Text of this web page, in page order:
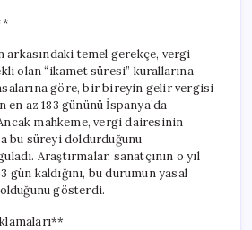
arkasındaki temel gerekçe, vergi
olan “ikamet süresi” kurallarına
göre, bir bireyin gelir vergisi
en az 183 gününü İspanya’da
mahkeme, vergi dairesinin
bu süreyi doldurduğunu
Araştırmalar, sanatçının o yıl
gün kaldığını, bu durumun yasal
olduğunu gösterdi.